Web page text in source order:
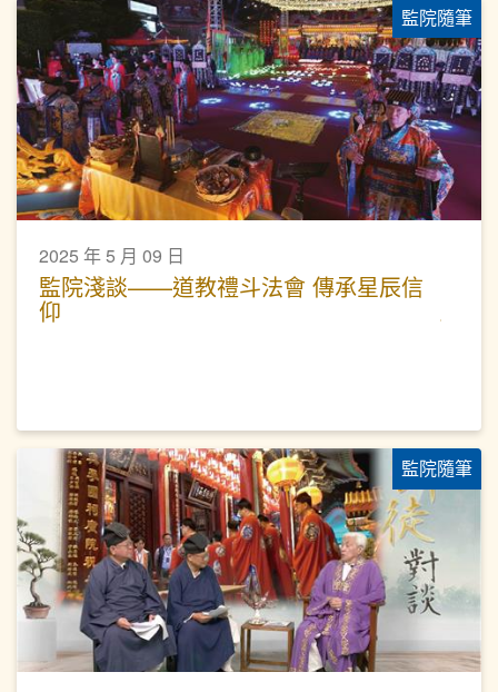
監院隨筆
2025 年 5 月 09 日
監院淺談——道教禮斗法會 傳承星辰信
仰
監院隨筆